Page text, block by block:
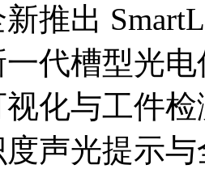
推出
代槽型光
化与工件
声光提示